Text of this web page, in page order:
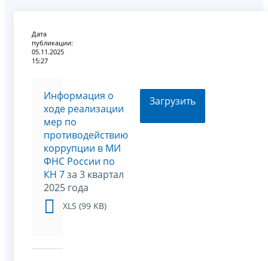
Дата
публикации:
05.11.2025
15:27
Информация о
ходе реализации
мер по
противодействию
коррупции в МИ
ФНС России по
КН 7за 3 квартал
2025 года
XLS (99 KB)
Загрузить